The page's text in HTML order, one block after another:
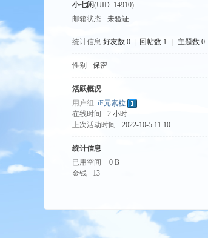
小七闲(UID: 14910)
邮箱状态
未验证
统计信息 好友数 0 回帖数 1 主题数 0
性别 保密
活跃概况
用户组 iF元素粒
在线时间
2 小时
上次活动时间
2022-10-5 11:10
统计信息
已用空间
0 B
金钱
13